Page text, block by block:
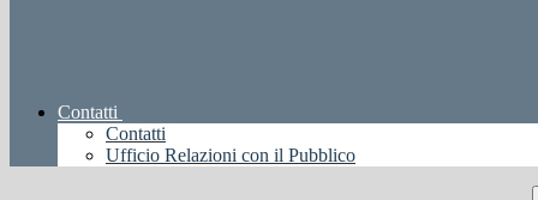
Contatti
Contatti
Ufficio Relazioni con il Pubblico